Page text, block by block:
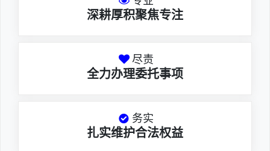
深耕厚积聚焦专注
尽责
全力办理委托事项
务实
扎实维护合法权益